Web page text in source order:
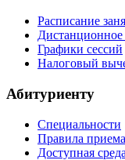
Расписание
Дистанционное
Графики сессий
Налоговый
Абитуриенту
Специальности
Правила
Доступная среда